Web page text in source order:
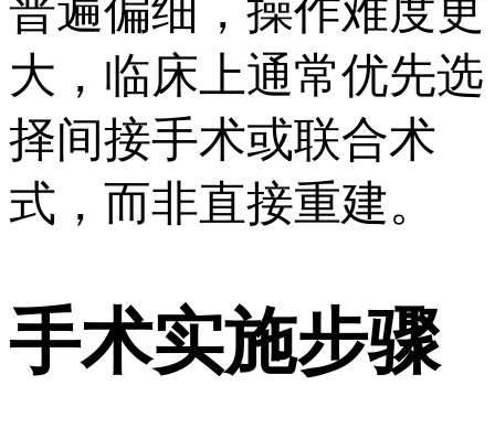
普遍偏细，操作难度更
大，临床上通常优先选
择间接手术或联合术
式，而非直接重建。
手术实施步骤